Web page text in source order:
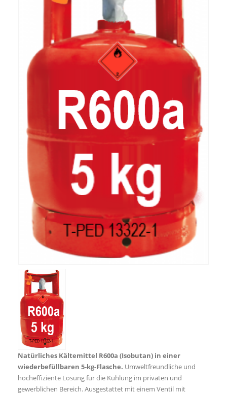
Natürliches Kältemittel R600a (Isobutan) in einer
wiederbefüllbaren 5-kg-Flasche. Umweltfreundliche und
hocheffiziente Lösung für die Kühlung im privaten und
gewerblichen Bereich. Ausgestattet mit einem Ventil mit